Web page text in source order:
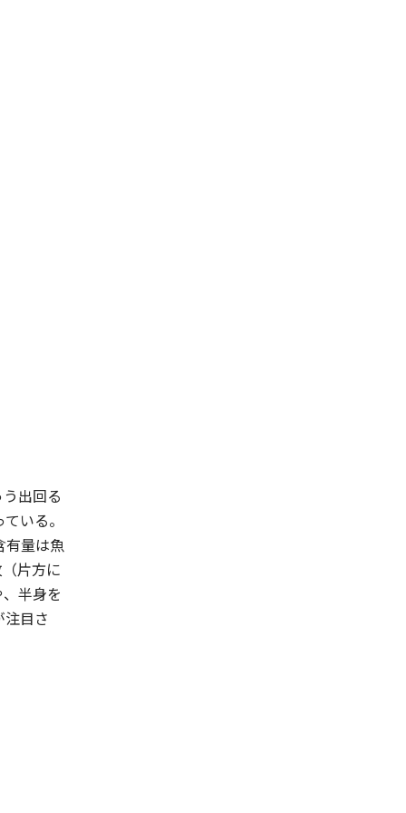
出回る
いる。
有量は魚
片方に
半身を
目さ